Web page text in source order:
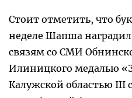
Стоит отметить, что
неделе Шапша
связям со СМИ
Илиницкого медалью
Калужской областью III